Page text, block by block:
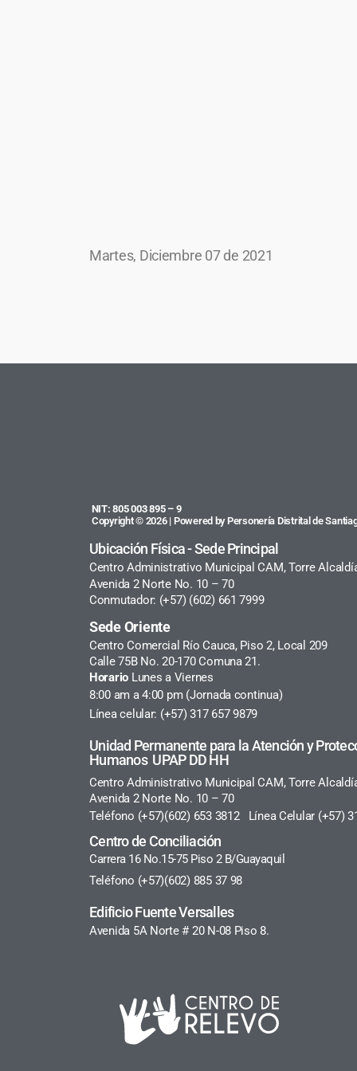
Martes, Diciembre 07 de 2021
NIT: 805 003 895 – 9
Copyright © 2026 | Powered by Personería Distrital de
Ubicación Física - Sede Principal
Centro Administrativo Municipal CAM, Torre
Avenida 2 Norte No. 10 – 70
Conmutador: (+57) (602) 661 7999
Sede Oriente
Centro Comercial Río Cauca, Piso 2, Local 209
Calle 75B No. 20-170 Comuna 21.
Horario Lunes a Viernes
8:00 am a 4:00 pm (Jornada continua)
Línea celular: (+57) 317 657 9879
Unidad Permanente para la Atención y
Humanos UPAP DD HH
Centro Administrativo Municipal CAM, Torre
Avenida 2 Norte No. 10 – 70
Teléfono (+57)(602) 653 3812 Línea Celular (+57)
Centro de Conciliación
Carrera 16 No.15-75 Piso 2 B/Guayaquil
Teléfono (+57)(602) 885 37 98
Edificio Fuente Versalles
Avenida 5A Norte # 20 N-08 Piso 8.